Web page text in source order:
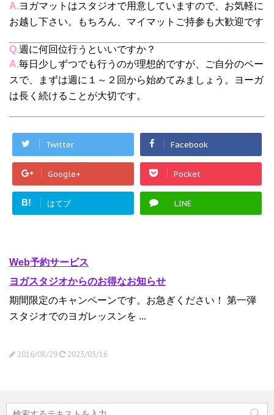
A.ヨガマットはスタジオで用意していますので、お気軽に
お越し下さい。もちろん、マイマットご持参も大歓迎です
Q.週に何回位行うといいですか？
A.毎日少しずつでも行うのが理想的ですが、ご自分のペー
スで、まずは週に１～２回から始めてみましょう。ヨーガ
は長く続けることが大切です。
Twitter Facebook
Google+ Pocket
B! はてブ LINE
Web予約サービス
ヨガスタジオからのお得なお知らせ
期間限定のキャンペーンです。お急ぎください！ 第一弾
スタジオでのヨガレッスンを ...
2016/08/29 2023/05/16